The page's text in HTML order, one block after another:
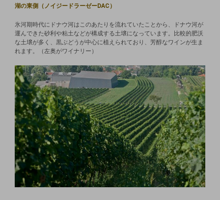
湖の東側（ノイジードラーゼーDAC）
氷河期時代にドナウ河はこのあたりを流れていたことから、ドナウ河が
運んできた砂利や粘土などが構成する土壌になっています。比較的肥沃
な土壌が多く、黒ぶどうが中心に植えられており、芳醇なワインが生ま
れます。（左奥がワイナリー）